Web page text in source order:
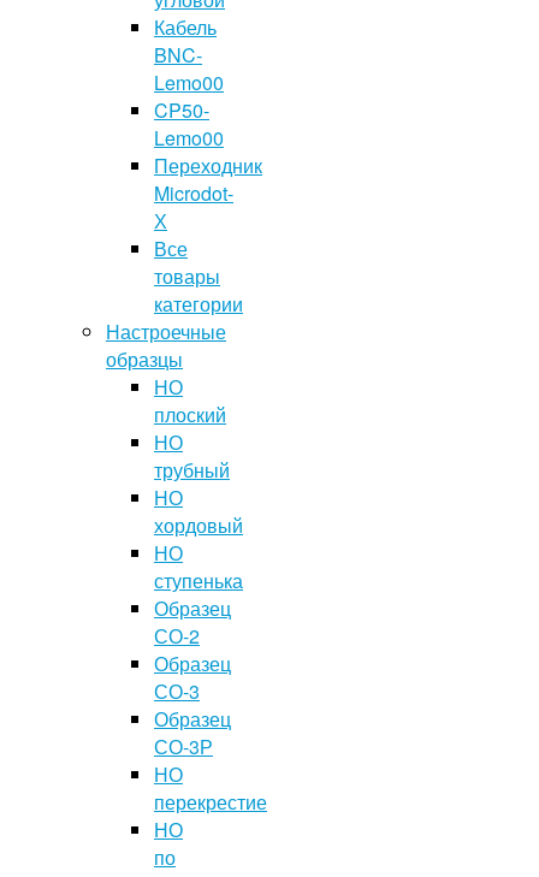
Кабель
BNC-
Lemo00
CP50-
Lemo00
Переходник
Microdot-
Х
Все
товары
категории
Настроечные
образцы
НО
плоский
НО
трубный
НО
хордовый
НО
ступенька
Образец
СО-2
Образец
СО-3
Образец
СО-3Р
НО
перекрестие
НО
по